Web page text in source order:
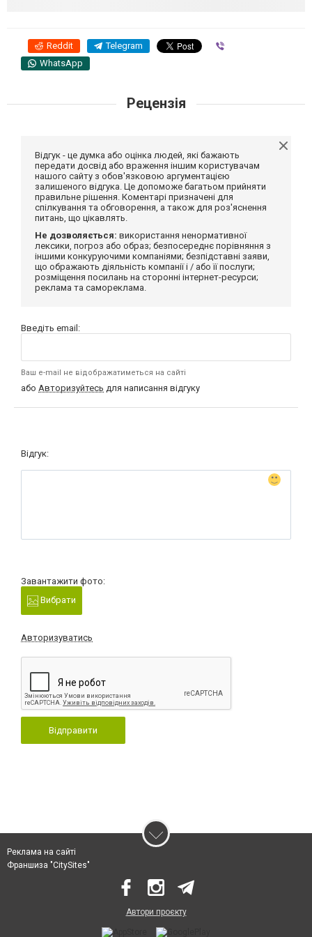
Reddit Telegram
WhatsApp
Рецензія
Відгук - це думка або оцінка людей, які бажають
передати досвід або враження іншим користувачам
нашого сайту з обов'язковою аргументацією
залишеного відгука. Це допоможе багатьом прийняти
правильне рішення. Коментарі призначені для
спілкування та обговорення, а також для роз'яснення
питань, що цікавлять.
Не дозволяється: використання ненормативної
лексики, погроз або образ; безпосереднє порівняння з
іншими конкуруючими компаніями; безпідставні заяви,
що ображають діяльність компанії і / або її послуги;
розміщення посилань на сторонні інтернет-ресурси;
реклама та самореклама.
Введіть email:
Ваш e-mail не відображатиметься на сайті
або Авторизуйтесь для написання відгуку
Відгук:
Завантажити фото:
Вибрати
Авторизуватись
Відправити
Реклама на сайті
Франшиза "CitySites"
Автори проєкту